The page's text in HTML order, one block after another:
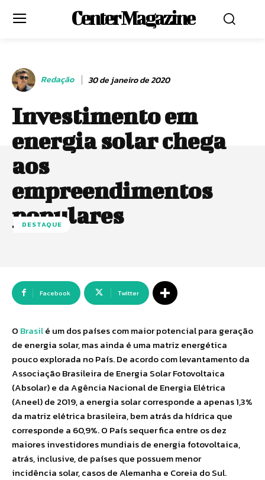
Center Magazine
Redação 30 de janeiro de 2020
Investimento em
energia solar chega
aos
empreendimentos
populares
DESTAQUE
Facebook Twitter
O Brasilé um dos países com maior potencial para geração
de energia solar, mas ainda é uma matriz energética
pouco explorada no País. De acordo com levantamento da
Associação Brasileira de Energia Solar Fotovoltaica
(Absolar) e da Agência Nacional de Energia Elétrica
(Aneel) de 2019, a energia solar corresponde a apenas 1,3%
da matriz elétrica brasileira, bem atrás da hídrica que
corresponde a 60,9%. O País sequer fica entre os dez
maiores investidores mundiais de energia fotovoltaica,
atrás, inclusive, de países que possuem menor
incidência solar, casos de Alemanha e Coreia do Sul.